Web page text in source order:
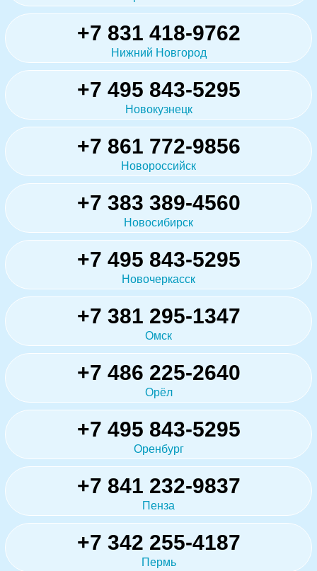
+7 831 418-9762
Нижний Новгород
+7 495 843-5295
Новокузнецк
+7 861 772-9856
Новороссийск
+7 383 389-4560
Новосибирск
+7 495 843-5295
Новочеркасск
+7 381 295-1347
Омск
+7 486 225-2640
Орёл
+7 495 843-5295
Оренбург
+7 841 232-9837
Пенза
+7 342 255-4187
Пермь